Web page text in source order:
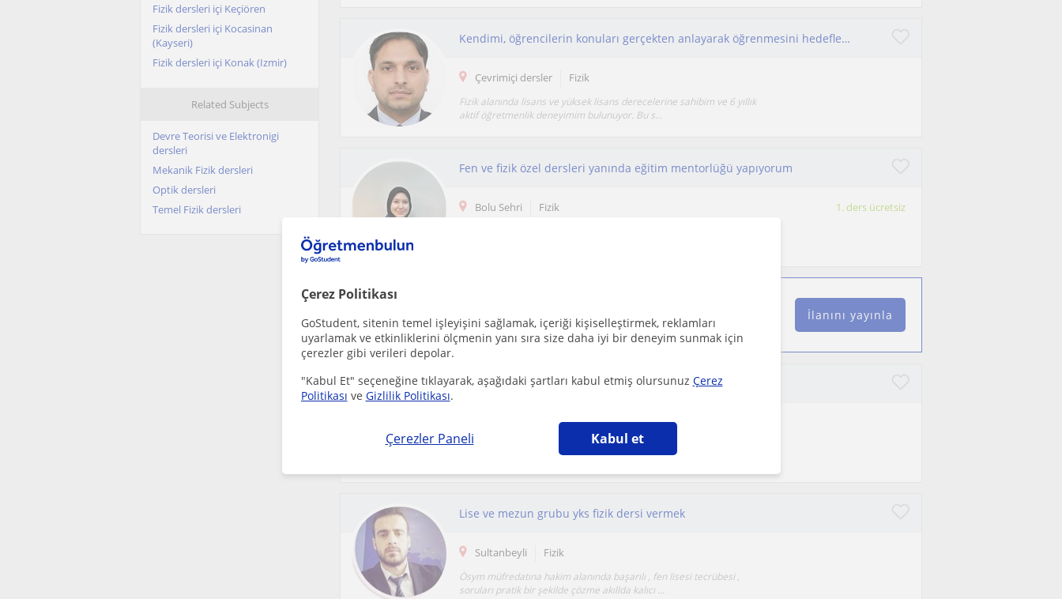
Çerez Politikası
GoStudent, sitenin temel işleyişini sağlamak, içeriği kişiselleştirmek, reklamları
uyarlamak ve etkinliklerini ölçmenin yanı sıra size daha iyi bir deneyim sunmak için
çerezler gibi verileri depolar.
"Kabul Et" seçeneğine tıklayarak, aşağıdaki şartları kabul etmiş olursunuz Çerez
Politikası ve Gizlilik Politikası.
Çerezler Paneli Kabul et
Fizik dersleri içi Keçiören
Fizik dersleri içi Kocasinan
(Kayseri)
Fizik dersleri içi Konak (Izmir)
Fizik dersleri içi Küçükçekmece
Fizik dersleri içi Pendik
Fizik dersleri içi Seyhan
Related Subjects
Devre Teorisi ve Elektronigi
dersleri
Mekanik Fizik dersleri
Optik dersleri
Temel Fizik dersleri
Kendimi, öğrencilerin konuları gerçekten anlayarak öğrenmesini hedefleyen, sabırlı ve sistemli bir fizik öğretmeni olarak tanımlıy
Çevrimiçi dersler Fizik
Fizik alanında lisans ve yüksek lisans derecelerine sahibim ve 6 yıllık
aktif öğretmenlik deneyimim bulunuyor. Bu s...
Fen ve fizik özel dersleri yanında eğitim mentorlüğü yapıyorum
Bolu Sehri Fizik 1. ders ücretsiz
Ücretsiz bir ilan ver ve öğretmenlerin seninle iletişime geçmesini sağla
İlanını yayınla
Üniversite Fen derslerinde soru çözümü ve konu anlatımı
Fizik
Sayısal alanda 8500 sıralama yapmış bir üniversite öğrencisiyim
Lise ve mezun grubu yks fizik dersi vermek
Sultanbeyli Fizik
Ösym müfredatına hakim alanında başarılı , fen lisesi tecrübesi ,
soruları pratik bir şekilde çözme akıllda kalıcı ...